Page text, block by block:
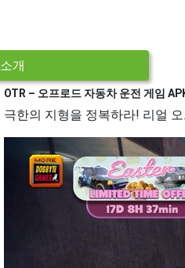
소개
OTR – 오프로드 자동차 운전 게임
극한의 지형을 정복하라! 리얼